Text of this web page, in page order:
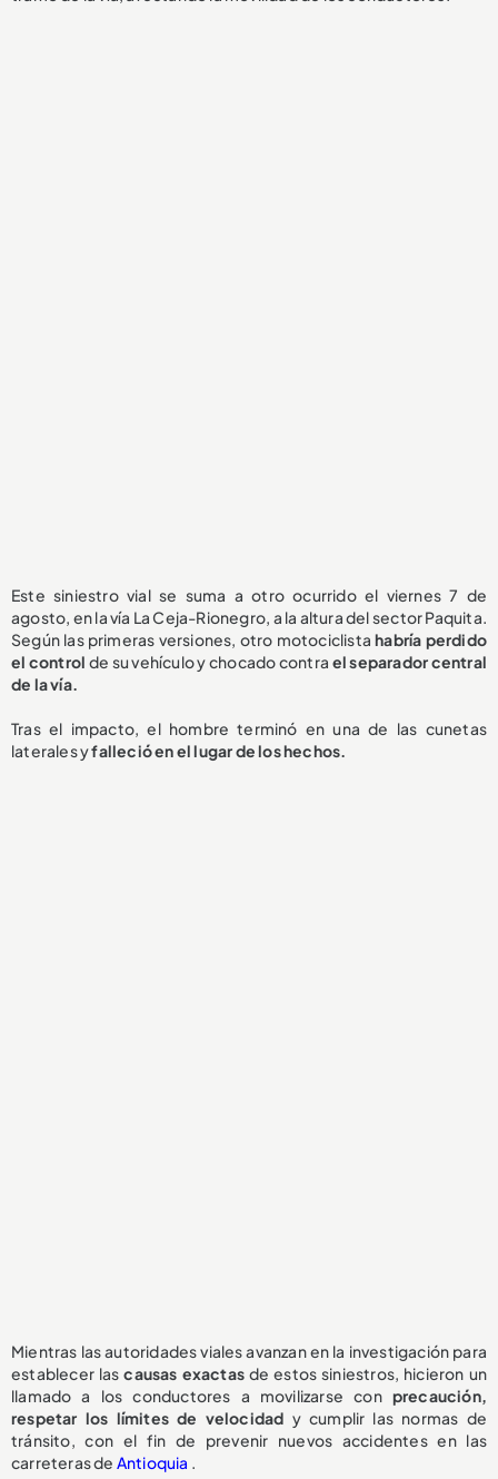
Este siniestro vial se suma a otro ocurrido el viernes 7 de
agosto, en la vía La Ceja-Rionegro, a la altura del sector Paquita.
Según las primeras versiones, otro motociclistahabría perdido
el control de su vehículo y chocado contra el separador central
de la vía.
Tras el impacto, el hombre terminó en una de las cunetas
laterales yfalleció en el lugar de los hechos.
Mientras las autoridades viales avanzan en la investigación para
establecer lascausas exactasde estos siniestros, hicieron un
llamado a los conductores a movilizarse con precaución,
respetar los límites de velocidad y cumplir las normas de
tránsito, con el fin de prevenir nuevos accidentes en las
carreteras de Antioquia .